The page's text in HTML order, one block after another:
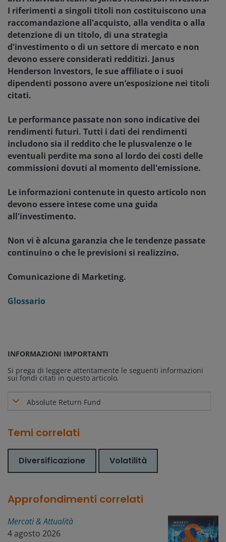
I riferimenti a singoli titoli non costituiscono una
raccomandazione all'acquisto, alla vendita o alla
detenzione di un titolo, di una strategia
d'investimento o di un settore di mercato e non
devono essere considerati redditizi. Janus
Henderson Investors, le sue affiliate o i suoi
dipendenti possono avere un’esposizione nei titoli
citati.
Le performance passate non sono indicative dei
rendimenti futuri. Tutti i dati dei rendimenti
includono sia il reddito che le plusvalenze o le
eventuali perdite ma sono al lordo dei costi delle
commissioni dovuti al momento dell'emissione.
Le informazioni contenute in questo articolo non
devono essere intese come una guida
all'investimento.
Non vi è alcuna garanzia che le tendenze passate
continuino o che le previsioni si realizzino.
Comunicazione di Marketing.
Glossario
INFORMAZIONI IMPORTANTI
Si prega di leggere attentamente le seguenti informazioni
sui fondi citati in questo articolo.
Absolute Return Fund
Temi correlati
Diversificazione Volatilità
Approfondimenti correlati
Mercati & Attualità
4 agosto 2026